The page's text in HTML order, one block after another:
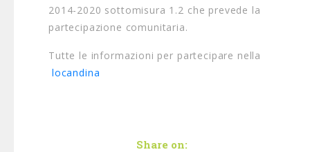
2014-2020 sottomisura 1.2 che prevede la
partecipazione comunitaria.
Tutte le informazioni per partecipare nella
locandina
Share on: